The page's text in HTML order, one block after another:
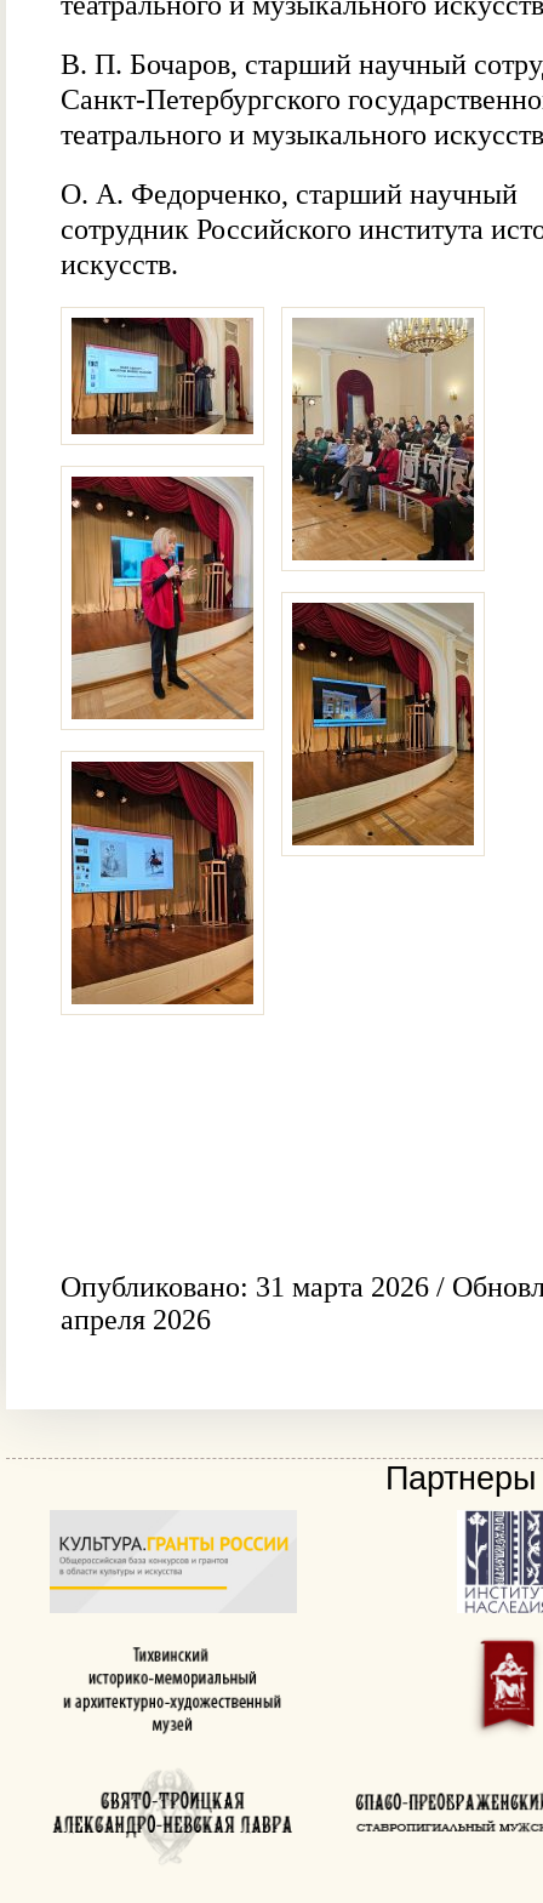
В. П. Бочаров, старший научный
Санкт-Петербургского
театрального и музыкального
О. А. Федорченко, старший научный
сотрудник Российского института
искусств.
Опубликовано: 31 марта 2026 /
апреля 2026
Партнеры